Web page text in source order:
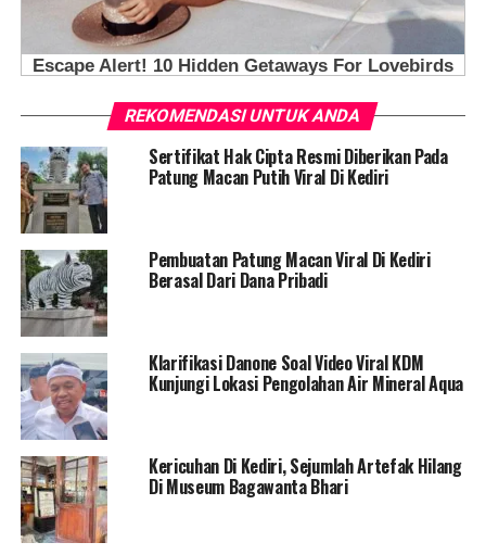
REKOMENDASI UNTUK ANDA
Sertifikat Hak Cipta Resmi Diberikan Pada
Patung Macan Putih Viral Di Kediri
Pembuatan Patung Macan Viral Di Kediri
Berasal Dari Dana Pribadi
Klarifikasi Danone Soal Video Viral KDM
Kunjungi Lokasi Pengolahan Air Mineral Aqua
Kericuhan Di Kediri, Sejumlah Artefak Hilang
Di Museum Bagawanta Bhari